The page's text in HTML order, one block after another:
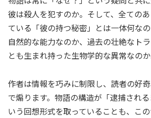
彼は殺人を犯すのか。そして、全ての
ている「彼の持つ秘密」とは一体何な
自然的な能力なのか、過去の壮絶なト
とも生まれ持った生物学的な異常なのか
作者は情報を巧みに制限し、読者の好
で煽ります。物語の構造が「逮捕され
いう回想形式を取っていることも、こ